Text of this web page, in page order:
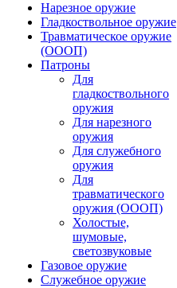
Нарезное оружие
Гладкоствольное оружие
Травматическое оружие
(ОООП)
Патроны
Для
гладкоствольного
оружия
Для нарезного
оружия
Для служебного
оружия
Для
травматического
оружия (ОООП)
Холостые,
шумовые,
светозвуковые
Газовое оружие
Служебное оружие